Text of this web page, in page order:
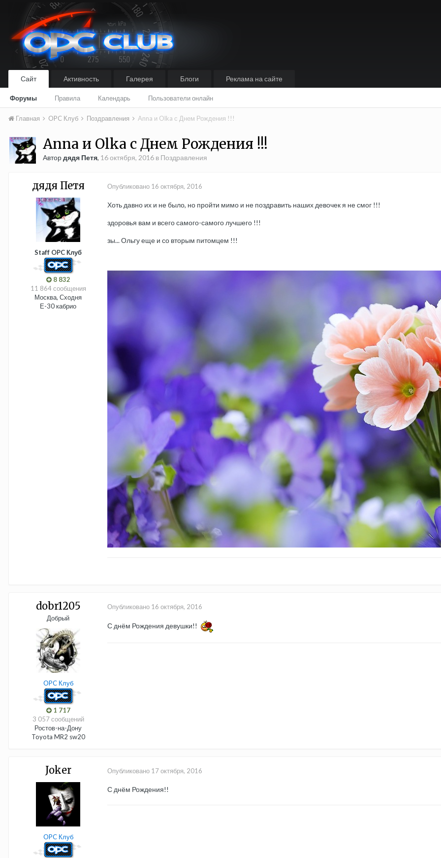
Сайт
Форумы Правила Календарь Пользователи онлайн
Активность Галерея Блоги Реклама на сайте
Главная OPC Клуб Поздравления Anna и Olka с Днем Рождения !!!
Anna и Olka с Днем Рождения !!!
Автордядя Петя, 16 октября, 2016 в Поздравления
дядя Петя
Staff OPC Клуб
8 832
11 864 сообщения
Москва, Сходня
Е-30 кабрио
Опубликовано 16 октября, 2016
Хоть давно их и не было, но пройти мимо и не поздравить наших девочек я не смог !!!
здоровья вам и всего самого-самого лучшего !!!
зы... Ольгу еще и со вторым питомцем !!!
dobr1205
Добрый
OPC Клуб
1 717
3 057 сообщений
Ростов-на-Дону
Toyota MR2 sw20
Опубликовано 16 октября, 2016
С днём Рождения девушки!!
Joker
OPC Клуб
Опубликовано 17 октября, 2016
С днём Рождения!!